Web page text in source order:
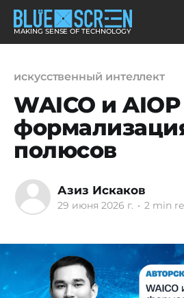
MAKING SENSE OF TECHNOLOGY
искусственный интеллект
WAICO и AIOP
полюсов
Азиз Искаков
29 июня 2026 г. • 2 min